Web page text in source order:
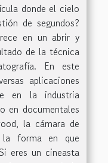
donde el cielo
de segundos?
en un abrir y
de la técnica
En este
aplicaciones
en la industria
en documentales
la cámara de
la forma en que
eres un cineasta